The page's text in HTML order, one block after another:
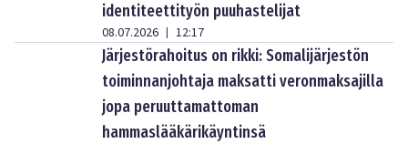
identiteettityön puuhastelijat
08.07.2026 | 12:17
Järjestörahoitus on rikki: Somalijärjestön
toiminnanjohtaja maksatti veronmaksajilla
jopa peruuttamattoman
hammaslääkärikäyntinsä